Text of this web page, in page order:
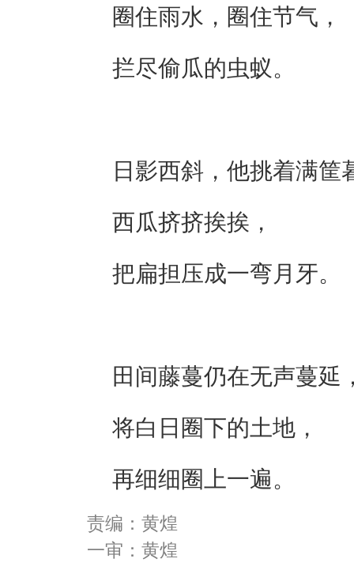
圈住雨水，圈住节气，
拦尽偷瓜的虫蚁。
日影西斜，他挑着满筐
西瓜挤挤挨挨，
把扁担压成一弯月牙。
田间藤蔓仍在无声蔓延
将白日圈下的土地，
再细细圈上一遍。
责编：黄煌
一审：黄煌